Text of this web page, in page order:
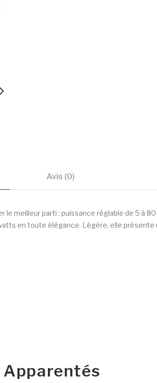
Avis (0)
meilleur parti : puissance réglable de 5 à
en toute élégance. Légère, elle présente